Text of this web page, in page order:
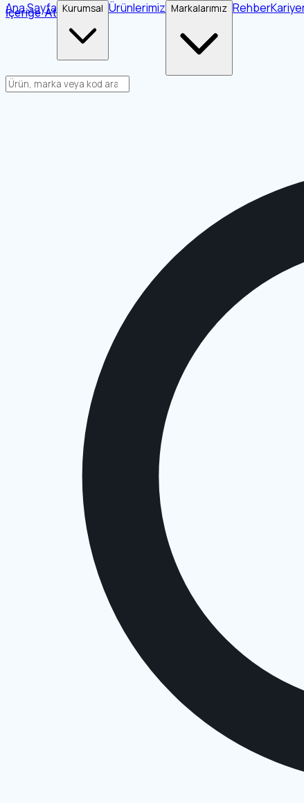
İçeriğe Atla
Ana Sayfa Kurumsal Ürünlerimiz Markalarımız Rehber